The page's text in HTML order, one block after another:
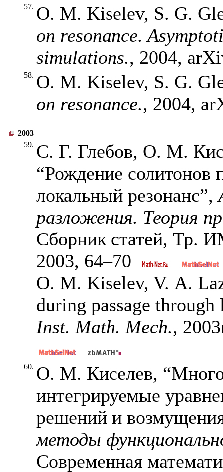
57. O. M. Kiselev, S. G.
on resonance.
simulations., 2004,
58. O. M. Kiselev, S. G.
on resonance., 2004,
2003
59. С. Г. Глебов, О. М.
“Рождение солитонов
локальный резонанс”,
разложения. Теория
Сборник статей,
2003, 64–70
O. M. Kiselev, V. A.
during passage
Inst. Math. Mech.,
60. О. М. Киселев,
интегрируемые
решений и
методы
Современная